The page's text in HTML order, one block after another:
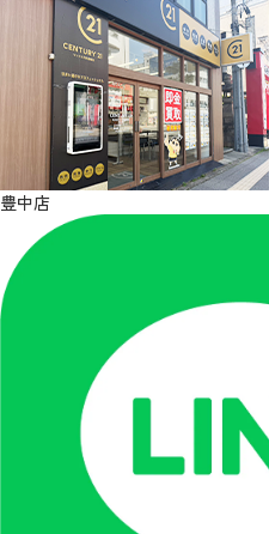
豊中店